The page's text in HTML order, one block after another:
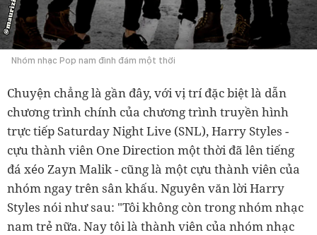
Nhóm nhạc Pop nam đình đám một thời
Chuyện chẳng là gần đây, với vị trí đặc biệt là dẫn
chương trình chính của chương trình truyền hình
trực tiếp Saturday Night Live (SNL), Harry Styles -
cựu thành viên One Direction một thời đã lên tiếng
đá xéo Zayn Malik - cũng là một cựu thành viên của
nhóm ngay trên sân khấu. Nguyên văn lời Harry
Styles nói như sau: "Tôi không còn trong nhóm nhạc
nam trẻ nữa. Nay tôi là thành viên của nhóm nhạc